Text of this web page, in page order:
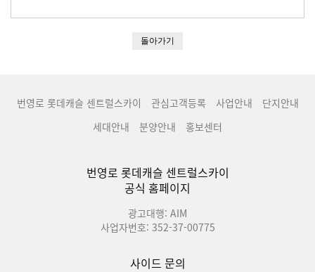
돌아가기
번영로 롯데캐슬 센트럴스카이 관심고객등록 사업안내
단지안내
세대안내
분양안내 홍보센터
번영로 롯데캐슬 센트럴스카이
공식 홈페이지
광고대행: AIM
사업자번호: 352-37-00775
사이드 문의